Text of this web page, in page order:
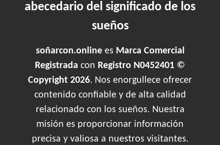
abecedario del significado de los
sueños
soñarcon.onlinees Marca Comercial
Registrada con Registro N0452401 ©
Copyright 2026. Nos enorgullece ofrecer
contenido confiable y de alta calidad
relacionado con los sueños. Nuestra
misión es proporcionar información
precisa y valiosa a nuestros visitantes.